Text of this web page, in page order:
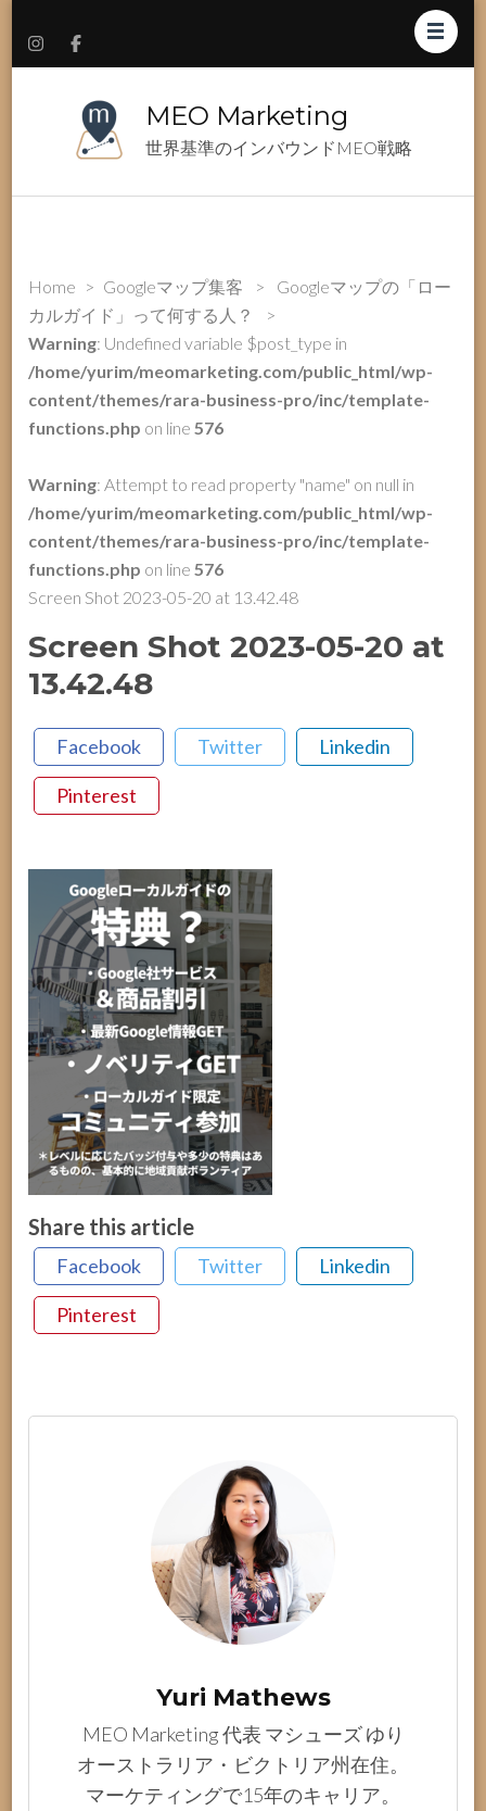
MEO Marketing
世界基準のインバウンドMEO戦略
Home > Googleマップ集客 >
Googleマップの「ロー
カルガイド」って何する人？
>
Warning: Undefined variable $post_type in
/home/yurim/meomarketing.com/public_html/wp-
content/themes/rara-business-pro/inc/template-
functions.php on line576
Warning: Attempt to read property "name" on null in
/home/yurim/meomarketing.com/public_html/wp-
content/themes/rara-business-pro/inc/template-
functions.php on line576
Screen Shot 2023-05-20 at 13.42.48
Screen Shot 2023-05-20 at
13.42.48
Facebook Twitter Linkedin
Pinterest
Share this article
Facebook Twitter Linkedin
Pinterest
Yuri Mathews
MEO Marketing 代表 マシューズ ゆり
オーストラリア・ビクトリア州在住。
マーケティングで15年のキャリア。